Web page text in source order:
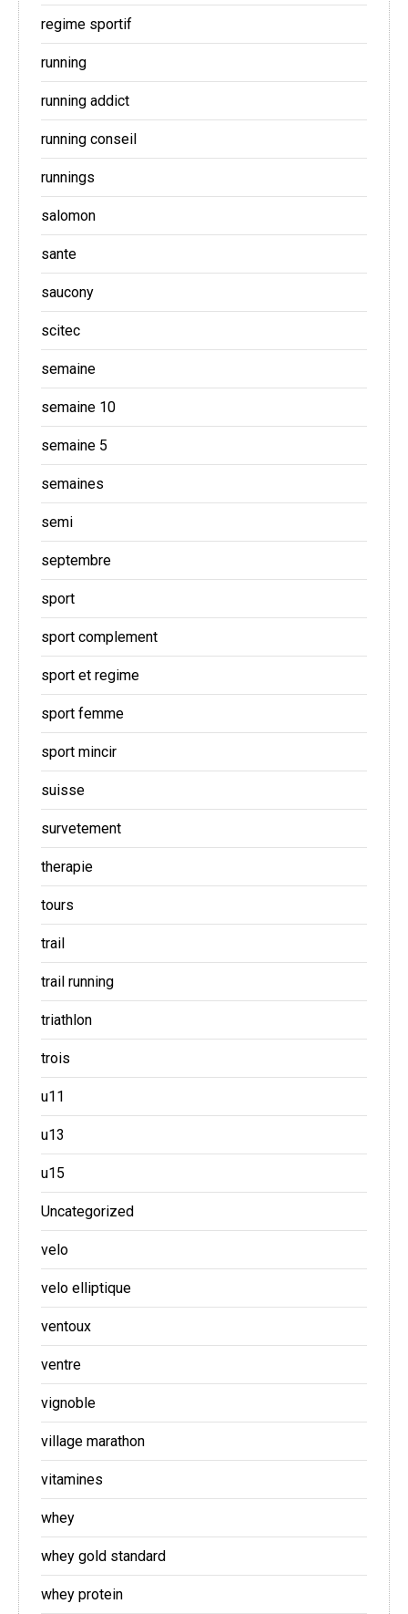
regime sportif
running
running addict
running conseil
runnings
salomon
sante
saucony
scitec
semaine
semaine 10
semaine 5
semaines
semi
septembre
sport
sport complement
sport et regime
sport femme
sport mincir
suisse
survetement
therapie
tours
trail
trail running
triathlon
trois
u11
u13
u15
Uncategorized
velo
velo elliptique
ventoux
ventre
vignoble
village marathon
vitamines
whey
whey gold standard
whey protein